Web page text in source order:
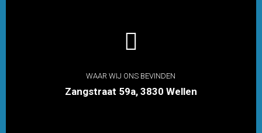

WAAR WIJ ONS BEVINDEN
Zangstraat 59a, 3830 Wellen